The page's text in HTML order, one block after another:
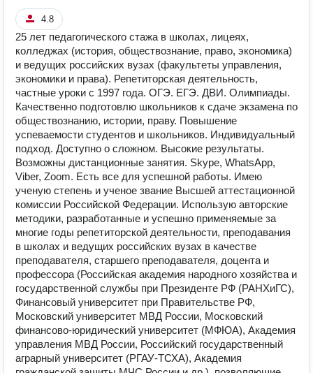
4.8
25 лет педагогического стажа в школах, лицеях,
колледжах (история, обществознание, право, экономика)
и ведущих российских вузах (факультеты управления,
экономики и права). Репетиторская деятельность,
частные уроки с 1997 года. ОГЭ. ЕГЭ. ДВИ. Олимпиады.
Качественно подготовлю школьников к сдаче экзамена по
обществознанию, истории, праву. Повышение
успеваемости студентов и школьников. Индивидуальный
подход. Доступно о сложном. Высокие результаты.
Возможны дистанционные занятия. Skype, WhatsApp,
Viber, Zoom. Есть все для успешной работы. Имею
ученую степень и ученое звание Высшей аттестационной
комиссии Российской Федерации. Использую авторские
методики, разработанные и успешно применяемые за
многие годы репетиторской деятельности, преподавания
в школах и ведущих российских вузах в качестве
преподавателя, старшего преподавателя, доцента и
профессора (Российская академия народного хозяйства и
государственной службы при Президенте РФ (РАНХиГС),
Финансовый университет при Правительстве РФ,
Московский университет МВД России, Московский
финансово-юридический университет (МФЮА), Академия
управления МВД России, Российский государственный
аграрный университет (РГАУ-ТСХА), Академия